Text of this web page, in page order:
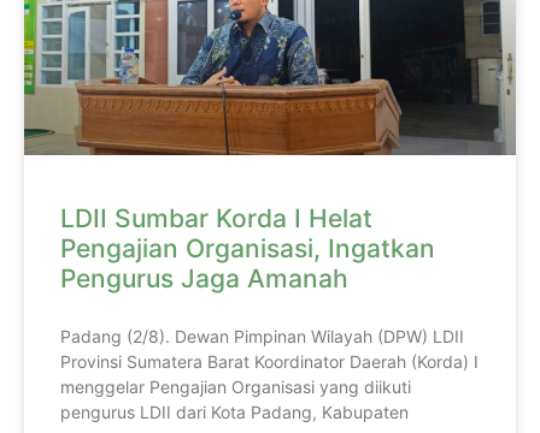
LDII Sumbar Korda I Helat
Pengajian Organisasi, Ingatkan
Pengurus Jaga Amanah
Padang (2/8). Dewan Pimpinan Wilayah (DPW) LDII
Provinsi Sumatera Barat Koordinator Daerah (Korda) I
menggelar Pengajian Organisasi yang diikuti
pengurus LDII dari Kota Padang, Kabupaten